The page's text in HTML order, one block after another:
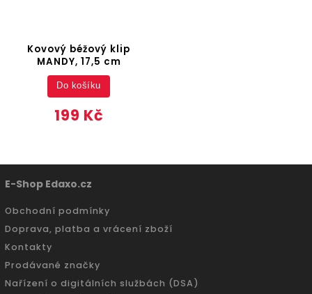
Kovový béžový klip
MANDY, 17,5 cm
199 Kč
Do košíku
E-Shop Edaxo.cz
Obchodní podmínky
Doprava, platba a vrácení zboží
Kontakty
Prodávané značky
Nařízení o digitálních službách (DSA)